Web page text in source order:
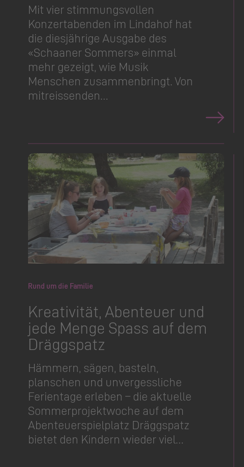
Mit vier stimmungsvollen
Konzertabenden im Lindahof hat
die diesjährige Ausgabe des
«Schaaner Sommers» einmal
mehr gezeigt, wie Musik
Menschen zusammenbringt. Von
mitreissenden…
Rund um die Familie
Kreativität, Abenteuer und
jede Menge Spass auf dem
Dräggspatz
Hämmern, sägen, basteln,
planschen und unvergessliche
Ferientage erleben – die aktuelle
Sommerpro­jektwoche auf dem
Abenteuer­spielplatz Dräggspatz
bietet den Kindern wieder viel…